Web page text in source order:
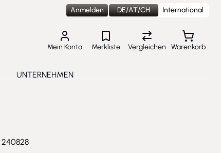
Anmelden DE/AT/CH International
Mein Konto Merkliste Vergleichen Warenkorb
UNTERNEHMEN
240828